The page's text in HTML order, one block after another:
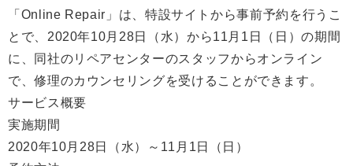
「Online Repair」は、特設サイトから事前予約を行うこ
とで、2020年10月28日（水）から11月1日（日）の期間
に、同社のリペアセンターのスタッフからオンライン
で、修理のカウンセリングを受けることができます。
サービス概要
実施期間
2020年10月28日（水）～11月1日（日）